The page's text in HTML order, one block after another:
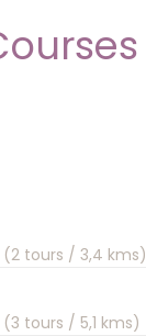
(2 tours / 3,4 kms)
tours / 5,1 kms)